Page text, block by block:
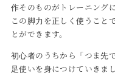
作そのものがトレーニング
この脚力を正しく使うこと
とができます。
初心者のうちから「つま先
足使いを身につけていきまし